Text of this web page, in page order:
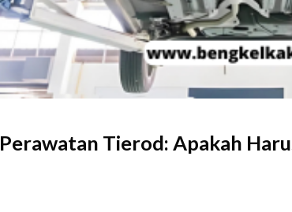
Perawatan Tierod: Apakah